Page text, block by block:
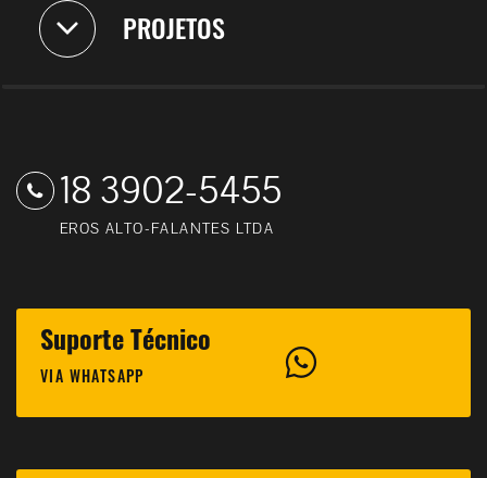
PROJETOS
18 3902-5455
EROS ALTO-FALANTES LTDA
Suporte Técnico
VIA WHATSAPP